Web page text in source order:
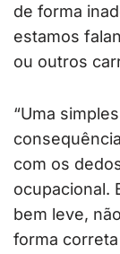
de forma
estamos
ou outros
“Uma
com os
ocupacional.
bem leve,
forma